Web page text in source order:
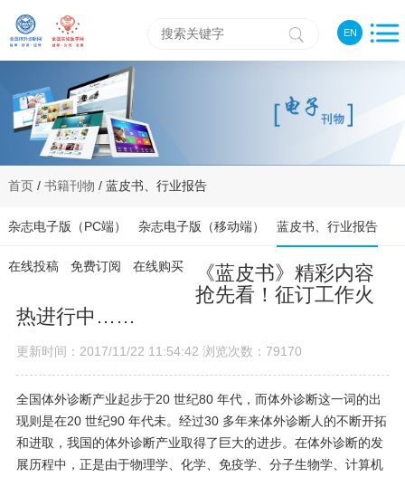
EN
首页/ 书籍刊物 / 蓝皮书、行业报告
杂志电子版（PC端） 杂志电子版（移动端） 蓝皮书、行业报告
在线投稿 免费订阅 在线购买
《蓝皮书》精彩内容
抢先看！征订工作火
热进行中……
更新时间：2017/11/22 11:54:42 浏览次数：79170
全国体外诊断产业起步于20 世纪80 年代，而体外诊断这一词的出
现则是在20 世纪90 年代未。经过30 多年来体外诊断人的不断开拓
和进取，我国的体外诊断产业取得了巨大的进步。在体外诊断的发
展历程中，正是由于物理学、化学、免疫学、分子生物学、计算机